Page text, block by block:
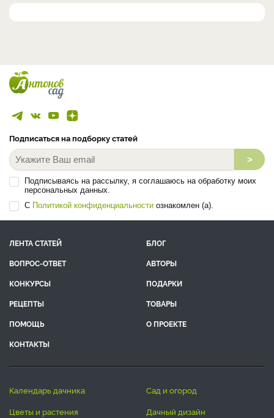
Подписаться на подборку статей
>
Подписываясь на рассылку, я соглашаюсь на обработку моих
персональных данных.
С Политикой конфиденциальности ознакомлен (а).
ЛЕНТА СТАТЕЙ
БЛОГ
ВОПРОС-ОТВЕТ
АВТОРЫ
КОНКУРСЫ
ПОДАРКИ
РЕЦЕПТЫ
ТОВАРЫ
ПОМОЩЬ
О ПРОЕКТЕ
КОНТАКТЫ
календарь дачника
сад и огород
цветы и растения
дачный дизайн